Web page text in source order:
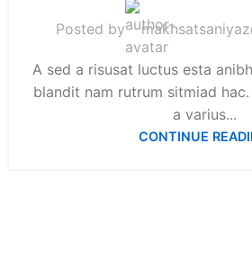
Posted by
A sed a risusat luctus esta
blandit nam rutrum sitmiad
a varius...
CONTINUE